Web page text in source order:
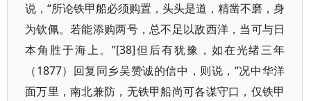
说，“所论铁甲船必须购置，头头是道，精凿不磨，身
为钦佩。若能添购两号，总不足以敌西洋，当可与日
本角胜于海上。”[38]但后有犹豫，如在光绪三年
（1877）回复同乡吴赞诚的信中，则说，“况中华洋
面万里，南北兼防，无铁甲船尚可各谋守口，仅铁甲